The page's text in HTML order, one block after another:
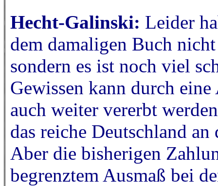
Hecht-Galinski: Leider
dem damaligen Buch
sondern es ist noch viel
Gewissen kann durch
auch weiter vererbt
das reiche Deutschland
Aber die bisherigen
begrenztem Ausmaß bei